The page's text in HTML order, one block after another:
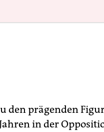
den prägenden
in der